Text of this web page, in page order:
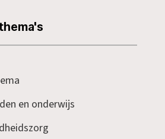
en onderwijs